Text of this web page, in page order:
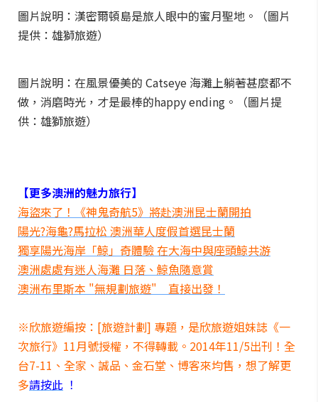
圖片說明：漢密爾頓島是旅人眼中的蜜月聖地。（圖片
提供：雄獅旅遊）
圖片說明：在風景優美的 Catseye 海灘上躺著甚麼都不
做，消磨時光，才是最棒的happy ending。（圖片提
供：雄獅旅遊）
【更多澳洲的魅力旅行】
海盜來了！《神鬼奇航5》將赴澳洲昆士蘭開拍
陽光?海龜?馬拉松 澳洲華人度假首選昆士蘭
獨享陽光海岸「鯨」奇體驗 在大海中與座頭鯨共游
澳洲處處有迷人海灘 日落、鯨魚隨意賞
澳洲布里斯本 "無規劃旅遊" 直接出發！
※欣旅遊編按：[旅遊計劃] 專題，是欣旅遊姐妹誌《一
次旅行》11月號授權，不得轉載。2014年11/5出刊！全
台7-11、全家、誠品、金石堂、博客來均售，想了解更
多請按此 ！